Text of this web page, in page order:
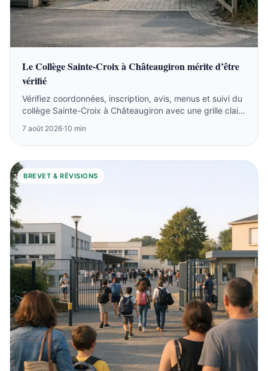
Le Collège Sainte-Croix à Châteaugiron mérite d’être
vérifié
Vérifiez coordonnées, inscription, avis, menus et suivi du
collège Sainte-Croix à Châteaugiron avec une grille claire
7 août 2026·10 min
BREVET & RÉVISIONS